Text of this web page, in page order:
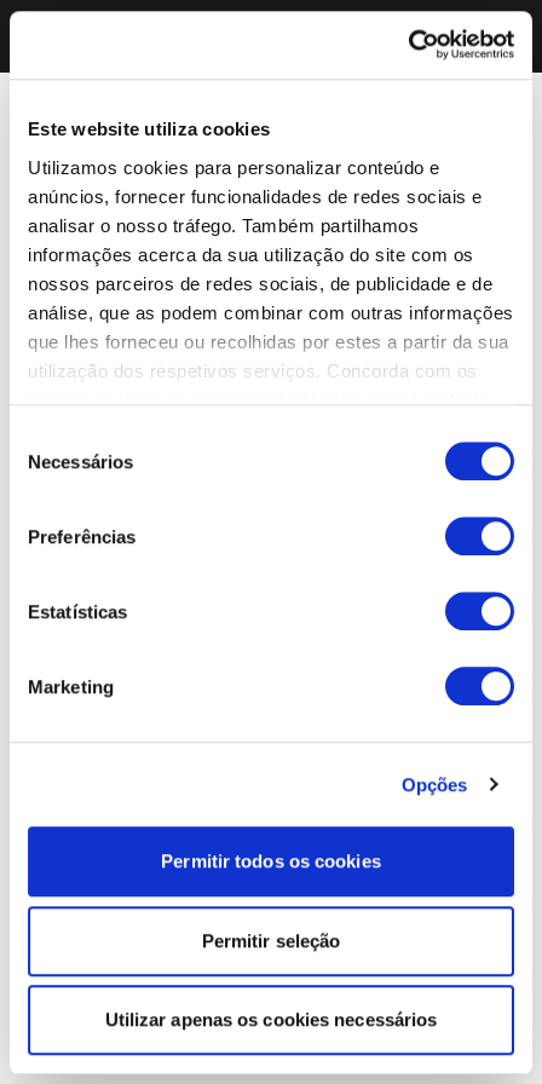
Este website utiliza cookies
Utilizamos cookies para personalizar conteúdo e
anúncios, fornecer funcionalidades de redes sociais e
analisar o nosso tráfego. Também partilhamos
informações acerca da sua utilização do site com os
nossos parceiros de redes sociais, de publicidade e de
análise, que as podem combinar com outras informações
que lhes forneceu ou recolhidas por estes a partir da sua
utilização dos respetivos serviços. Concorda com os
Necessários
Preferências
Estatísticas
Marketing
Opções
Permitir todos os cookies
Permitir seleção
Utilizar apenas os cookies necessários